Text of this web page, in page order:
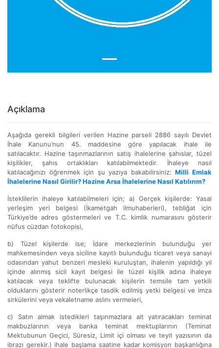
Açıklama
Aşağıda gerekli bilgileri verilen Hazine parseli 2886 sayılı Devlet
İhale Kanunu’nun 45. maddesine göre yapılacak ihale ile
satılacaktır. Hazine taşınmazlarının satış ihalelerine şahıslar, tüzel
kişilikler, şahıs ortaklıkları katılabilmektedir. İhaleye nasıl
katılacağınızı öğrenmek için şu yazıya bakabilirsiniz:Milli Emlak
İhalelerine Nasıl Girilir? Hazine Arsa İhalelerine Nasıl Katılırım?
İsteklilerin ihaleye katılabilmeleri için; a) Gerçek kişilerde: Yasal
yerleşim yeri belgesi (İkametgah ilmuhaberleri), tebliğat için
Türkiye’de adres göstermeleri ve T.C. kimlik numarasını gösterir
nüfus cüzdan fotokopisi,
b) Tüzel kişilerde ise; İdare merkezlerinin bulunduğu yer
mahkemesinden veya siciline kayıtlı bulunduğu ticaret veya sanayi
odasından yahut benzeri mesleki kuruluştan, ihalenin yapıldığı yıl
içinde alınmış sicil kayıt belgesi ile tüzel kişilik adına ihaleye
katılacak veya teklifte bulunacak kişilerin temsile tam yetkili
olduklarını gösterir noterlikçe tasdik edilmiş yetki belgesi ve imza
sirkülerini veya vekaletname aslını vermeleri,
c) Satın almak istedikleri taşınmazlara ait yatıracakları teminat
makbuzlarının veya banka teminat mektuplarının (Teminat
Mektubunun Geçici, Süresiz, Limit içi olması ve teyit yazısının da
ibrazı gerekir.) ihale başlama saatine kadar komisyon başkanlığına